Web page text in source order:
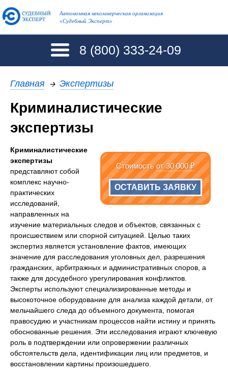
Автономная некоммерческая организация
«Судебный Эксперт»
8 (800) 333-24-09
Главная → Экспертизы
Криминалистические
экспертизы
Стоимостьот 30 000 ₽
ОСТАВИТЬ ЗАЯВКУ
Криминалистические
экспертизы
представляют собой
комплекс научно-
практических
исследований,
направленных на
изучение материальных следов и объектов, связанных с
происшествием или спорной ситуацией. Целью таких
экспертиз является установление фактов, имеющих
значение для расследования уголовных дел, разрешения
гражданских, арбитражных и административных споров, а
также для досудебного урегулирования конфликтов.
Эксперты используют специализированные методы и
высокоточное оборудование для анализа каждой детали, от
мельчайшего следа до объемного документа, помогая
правосудию и участникам процессов найти истину и принять
обоснованные решения. Эти исследования играют ключевую
роль в подтверждении или опровержении различных
обстоятельств дела, идентификации лиц или предметов, и
восстановлении картины произошедшего.